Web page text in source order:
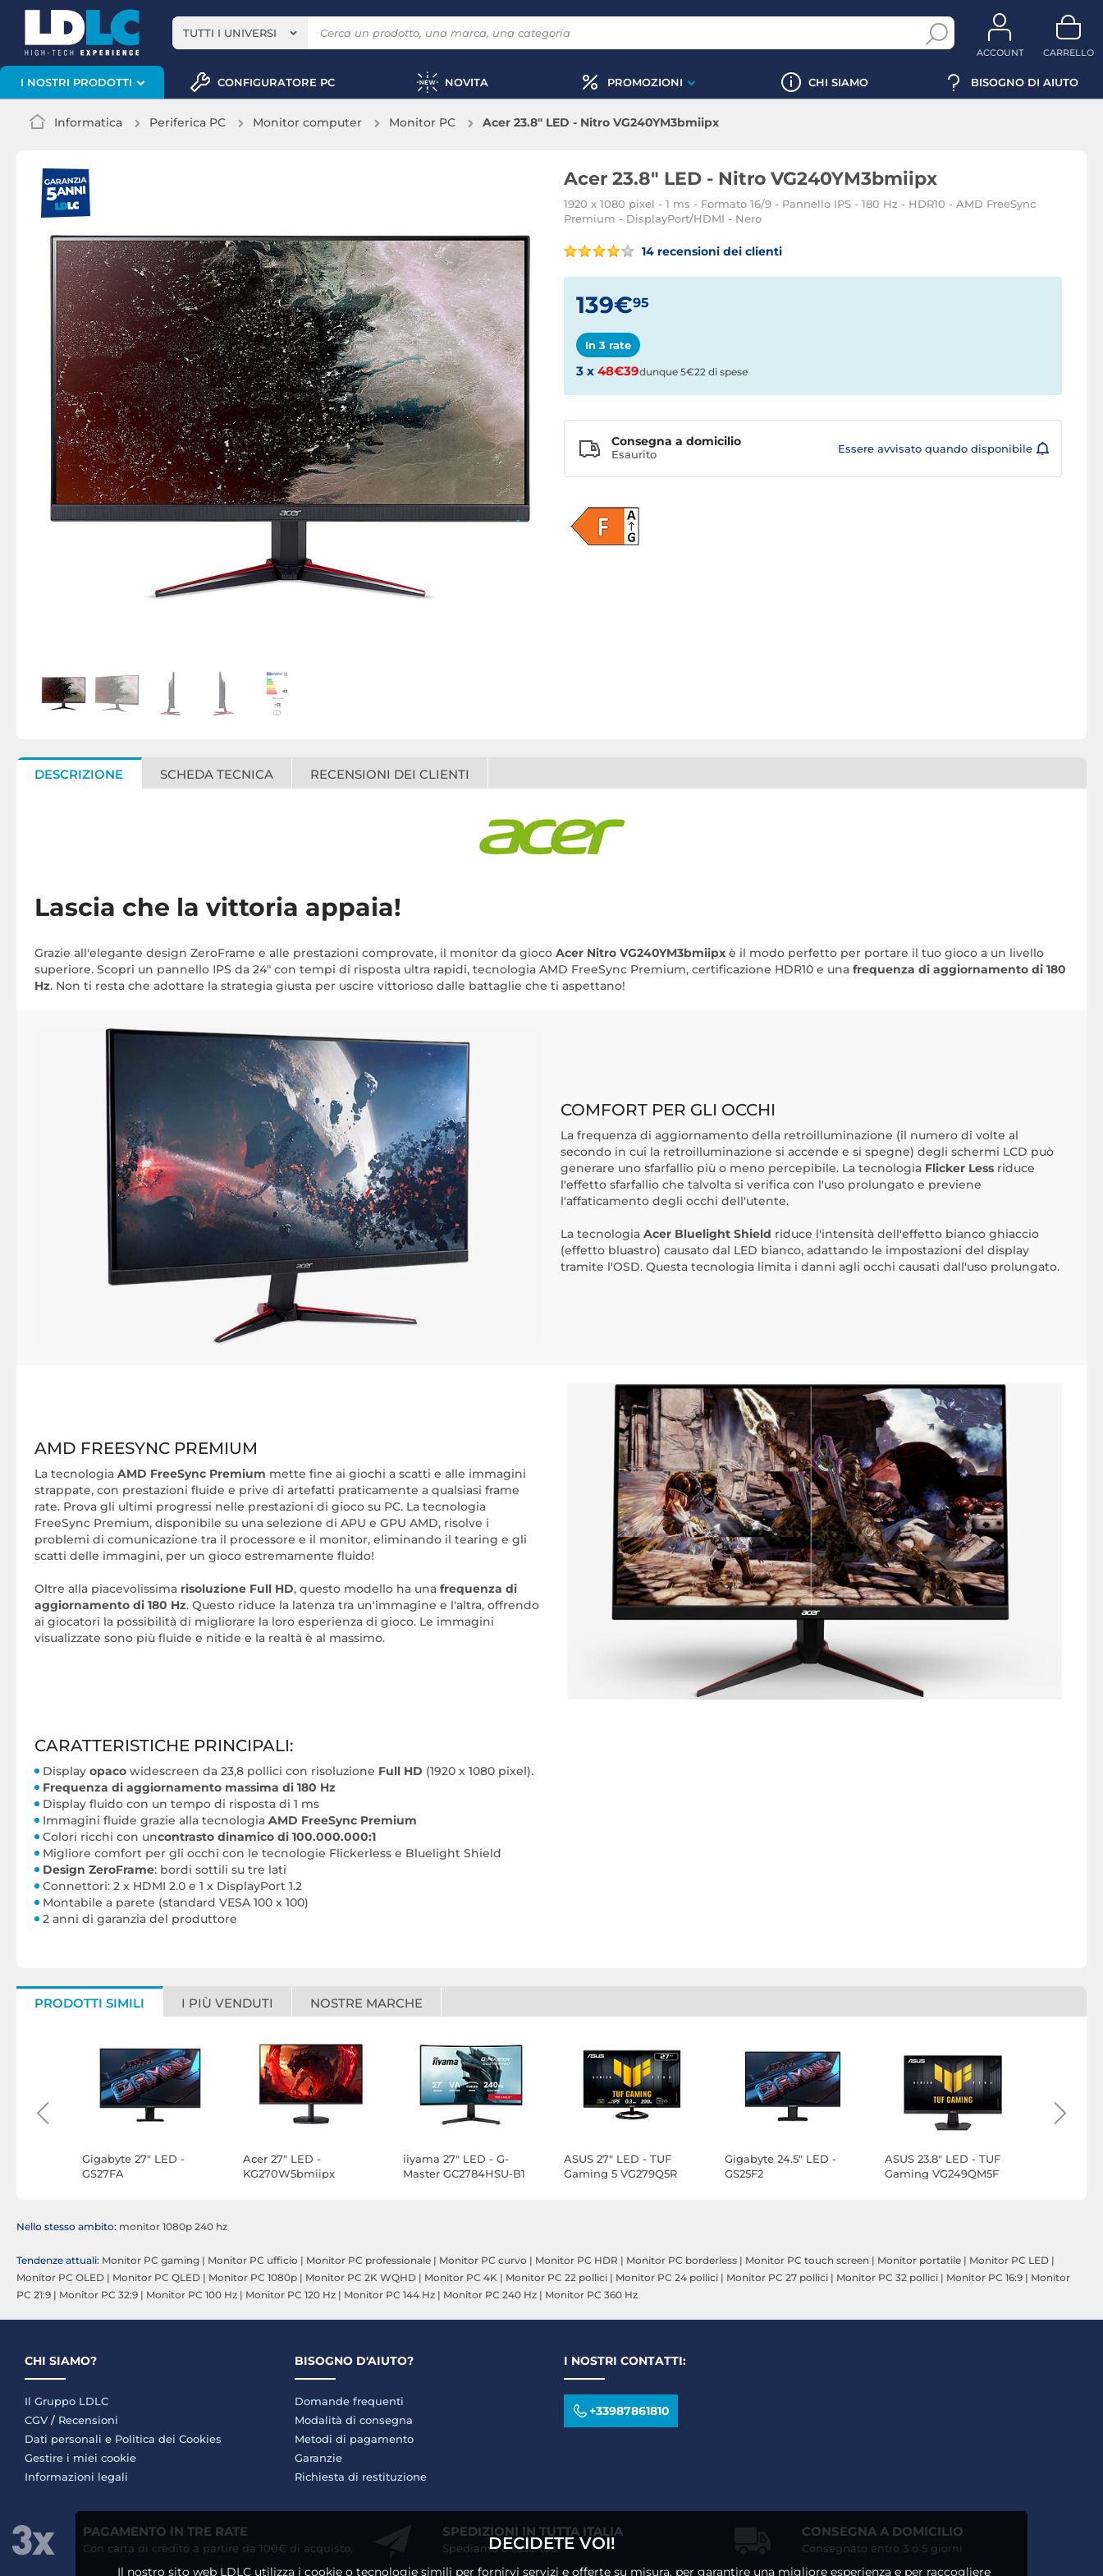
TUTTI I UNIVERSI
ACCOUNT CARRELLO
I NOSTRI PRODOTTI CONFIGURATORE PC NOVITA PROMOZIONI CHI SIAMO BISOGNO DI AIUTO
DECIDETE VOI!
Il nostro sito web LDLC utilizza i cookie o tecnologie simili per fornirvi servizi e offerte su misura, per garantire una migliore esperienza e per raccogliere
Informatica Periferica PC Monitor computer Monitor PC Acer 23.8" LED - Nitro VG240YM3bmiipx
Acer 23.8" LED - Nitro VG240YM3bmiipx
1920 x 1080 pixel - 1 ms - Formato 16/9 - Pannello IPS - 180 Hz - HDR10 - AMD FreeSync
Premium - DisplayPort/HDMI - Nero
14 recensioni dei clienti
139€95
In 3 rate
3 x 48€39dunque 5€22 di spese
Consegna a domicilio
Esaurito Essere avvisato quando disponibile
DESCRIZIONE SCHEDA TECNICA RECENSIONI DEI CLIENTI
Lascia che la vittoria appaia!
Grazie all'elegante design ZeroFrame e alle prestazioni comprovate, il monitor da gioco Acer Nitro VG240YM3bmiipx è il modo perfetto per portare il tuo gioco a un livello
superiore. Scopri un pannello IPS da 24" con tempi di risposta ultra rapidi, tecnologia AMD FreeSync Premium, certificazione HDR10 e una frequenza di aggiornamento di 180
Hz. Non ti resta che adottare la strategia giusta per uscire vittorioso dalle battaglie che ti aspettano!
COMFORT PER GLI OCCHI
La frequenza di aggiornamento della retroilluminazione (il numero di volte al
secondo in cui la retroilluminazione si accende e si spegne) degli schermi LCD può
generare uno sfarfallio più o meno percepibile. La tecnologia Flicker Less riduce
l'effetto sfarfallio che talvolta si verifica con l'uso prolungato e previene
l'affaticamento degli occhi dell'utente.
La tecnologia Acer Bluelight Shield riduce l'intensità dell'effetto bianco ghiaccio
(effetto bluastro) causato dal LED bianco, adattando le impostazioni del display
tramite l'OSD. Questa tecnologia limita i danni agli occhi causati dall'uso prolungato.
AMD FREESYNC PREMIUM
La tecnologia AMD FreeSync Premium mette fine ai giochi a scatti e alle immagini
strappate, con prestazioni fluide e prive di artefatti praticamente a qualsiasi frame
rate. Prova gli ultimi progressi nelle prestazioni di gioco su PC. La tecnologia
FreeSync Premium, disponibile su una selezione di APU e GPU AMD, risolve i
problemi di comunicazione tra il processore e il monitor, eliminando il tearing e gli
scatti delle immagini, per un gioco estremamente fluido!
Oltre alla piacevolissima risoluzione Full HD, questo modello ha una frequenza di
aggiornamento di 180 Hz. Questo riduce la latenza tra un'immagine e l'altra, offrendo
ai giocatori la possibilità di migliorare la loro esperienza di gioco. Le immagini
visualizzate sono più fluide e nitide e la realtà è al massimo.
CARATTERISTICHE PRINCIPALI:
Display opaco widescreen da 23,8 pollici con risoluzione Full HD (1920 x 1080 pixel).
Frequenza di aggiornamento massima di 180 Hz
Display fluido con un tempo di risposta di 1 ms
Immagini fluide grazie alla tecnologia AMD FreeSync Premium
Colori ricchi con uncontrasto dinamico di 100.000.000:1
Migliore comfort per gli occhi con le tecnologie Flickerless e Bluelight Shield
Design ZeroFrame: bordi sottili su tre lati
Connettori: 2 x HDMI 2.0 e 1 x DisplayPort 1.2
Montabile a parete (standard VESA 100 x 100)
2 anni di garanzia del produttore
PRODOTTI SIMILI I PIÙ VENDUTI NOSTRE MARCHE
Gigabyte 27" LED -
GS27FA
Acer 27" LED -
KG270W5bmiipx
iiyama 27" LED - G-
Master GC2784HSU-B1
ASUS 27" LED - TUF
Gaming 5 VG279Q5R
Gigabyte 24.5" LED -
GS25F2
ASUS 23.8" LED - TUF
Gaming VG249QM5F
Nello stesso ambito: monitor 1080p 240 hz
Tendenze attuali: Monitor PC gaming | Monitor PC ufficio | Monitor PC professionale | Monitor PC curvo | Monitor PC HDR | Monitor PC borderless | Monitor PC touch screen | Monitor portatile | Monitor PC LED |
Monitor PC OLED | Monitor PC QLED | Monitor PC 1080p | Monitor PC 2K WQHD | Monitor PC 4K | Monitor PC 22 pollici | Monitor PC 24 pollici | Monitor PC 27 pollici | Monitor PC 32 pollici | Monitor PC 16:9 | Monitor
PC 21:9 | Monitor PC 32:9 | Monitor PC 100 Hz | Monitor PC 120 Hz | Monitor PC 144 Hz | Monitor PC 240 Hz | Monitor PC 360 Hz
CHI SIAMO?
Il Gruppo LDLC
CGV / Recensioni
Dati personali e Politica dei Cookies
Gestire i miei cookie
Informazioni legali
BISOGNO D'AIUTO?
Domande frequenti
Modalità di consegna
Metodi di pagamento
Garanzie
Richiesta di restituzione
I NOSTRI CONTATTI:
+33987861810
PAGAMENTO IN TRE RATE
Con carta di credito a partire da 100€ di acquisto.
SPEDIZIONI IN TUTTA ITALIA
Spediamo a casa tua
CONSEGNA A DOMICILIO
Consegnato entro 3 o 5 giorni